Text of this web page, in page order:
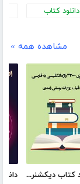
دانلود کتاب
مشاهده همه »
دانلود کتاب دیکشنری 33000 واژه انگلیسی به فارسی